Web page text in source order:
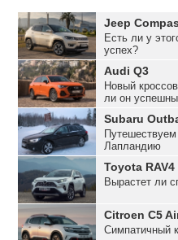
Jeep
Есть ли у
успех?
Audi Q3
Новый
ли он
Subaru
Лапландию
Toyota RAV4
Вырастет ли
Citroen C5
Симпатичный